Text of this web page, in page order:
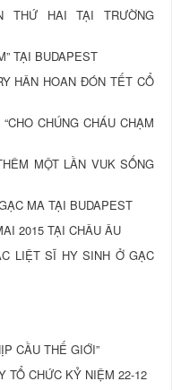
THỨ HAI TẠI TRƯỜNG
TẠI BUDAPEST
HÂN HOAN ĐÓN TẾT CỔ
CHÚNG CHÁU CHẠM
MỘT LẦN VUK SỐNG
MA TẠI BUDAPEST
2015 TẠI CHÂU ÂU
LIỆT SĨ HY SINH Ở GẠC
CẦU THẾ GIỚI”
TỔ CHỨC KỶ NIỆM 22-12